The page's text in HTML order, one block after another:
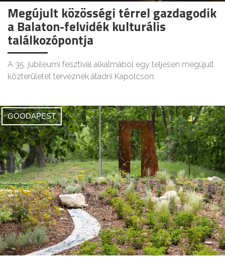
Megújult közösségi térrel gazdagodik
a Balaton-felvidék kulturális
találkozópontja
A 35. jubileumi fesztivál alkalmából egy teljesen megújult
közterületet terveznek átadni Kapolcson.
GOODAPEST